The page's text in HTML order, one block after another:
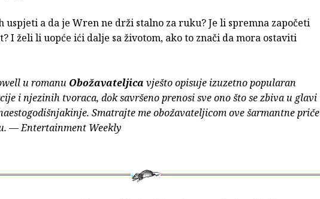
uspjeti a da je Wren ne drži stalno za ruku? Je li spremna započeti
I želi li uopće ići dalje sa životom, ako to znači da mora ostaviti
u romanu Obožavateljica vješto opisuje izuzetno popularan
i njezinih tvoraca, dok savršeno prenosi sve ono što se zbiva u glavi
Smatrajte me obožavateljicom ove šarmantne priče
— Entertainment Weekly